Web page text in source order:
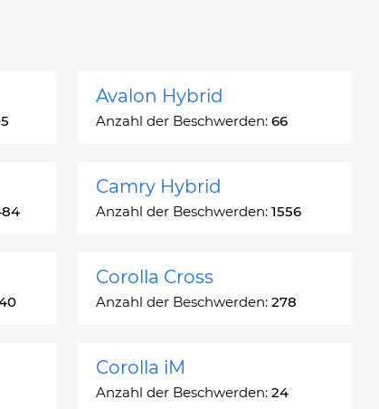
Avalon Hybrid
Anzahl der Beschwerden: 66
Camry Hybrid
Anzahl der Beschwerden: 1556
Corolla Cross
Anzahl der Beschwerden: 278
Corolla iM
Anzahl der Beschwerden: 24